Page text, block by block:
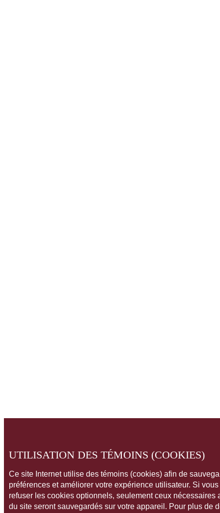
UTILISATION DES TÉMOINS (COOKIES)
Ce site Internet utilise des témoins (cookies) afin de
préférences et améliorer votre expérience utilisateur. Si
refuser les cookies optionnels, seulement ceux nécessaires
du site seront sauvegardés sur votre appareil. Pour plus de